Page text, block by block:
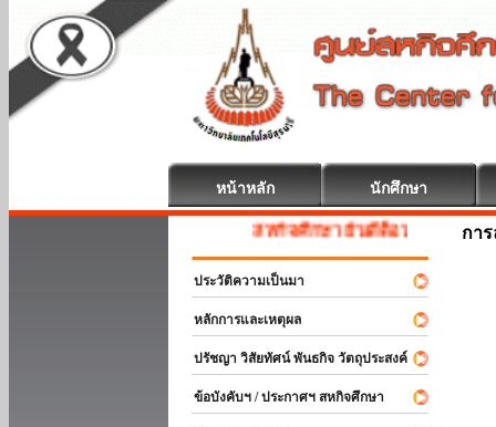
หน้าหลัก นักศึกษา
สหกิจศึกษา ยินดีต้อนรับ
ประวัติความเป็นมา
หลักการและเหตุผล
ปรัชญา วิสัยทัศน์ พันธกิจ วัตถุประสงค์
ข้อบังคับฯ / ประกาศฯ สหกิจศึกษา
กา